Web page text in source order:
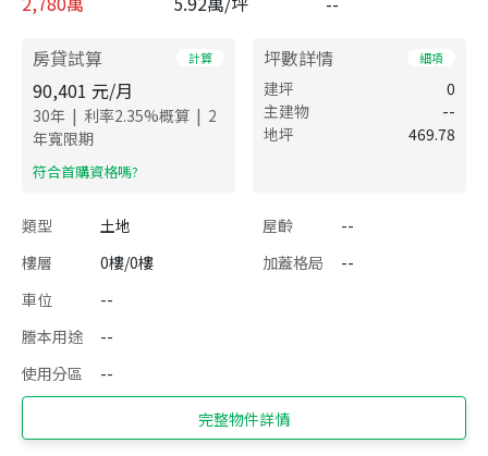
房貸試算 計算
90,401 元/月
30年 | 利率2.35%概算 | 2
年寬限期
​符合首購資格嗎?
坪數詳情 細項
建坪
0
主建物
--
地坪
469.78
類型 土地 屋齡
--
樓層
0樓/0樓 加蓋格局
--
車位
--
謄本用途
--
使用分區
--
完整物件詳情